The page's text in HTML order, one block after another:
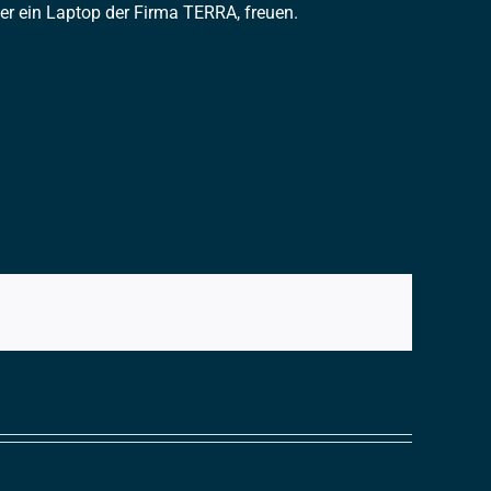
ein Laptop der Firma TERRA, freuen.